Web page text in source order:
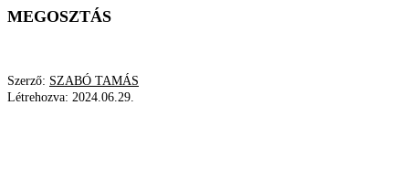
MEGOSZTÁS
Szerző: SZABÓ TAMÁS
Létrehozva: 2024.06.29.